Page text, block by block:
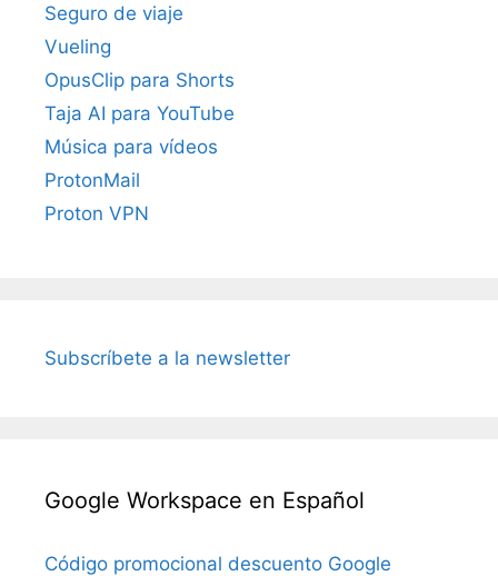
Seguro de viaje
Vueling
OpusClip para Shorts
Taja AI para YouTube
Música para vídeos
ProtonMail
Proton VPN
Subscríbete a la newsletter
Google Workspace en Español
Código promocional descuento Google